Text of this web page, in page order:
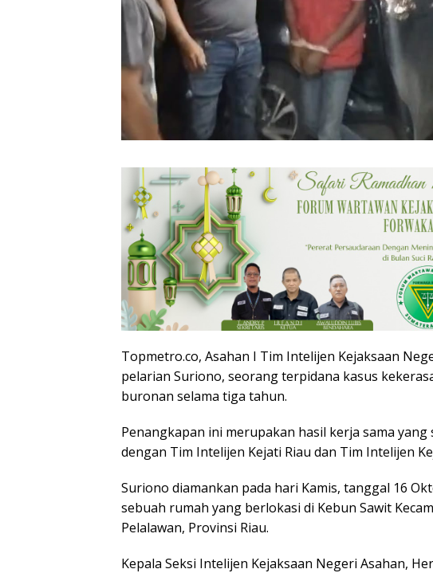
Topmetro.co, Asahan I Tim Intelijen Kejaksaan
pelarian Suriono, seorang terpidana kasus
buronan selama tiga tahun.
Penangkapan ini merupakan hasil kerja sama
dengan Tim Intelijen Kejati Riau dan Tim Intelijen
Suriono diamankan pada hari Kamis, tanggal 16
sebuah rumah yang berlokasi di Kebun Sawit
Pelalawan, Provinsi Riau.
Kepala Seksi Intelijen Kejaksaan Negeri Asahan,